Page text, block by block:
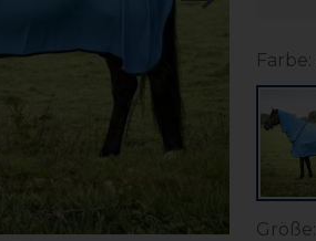
Farbe:
Größe: